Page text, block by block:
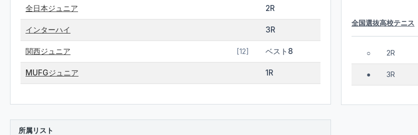
全日本ジュニア 2R
インターハイ 3R
関西ジュニア [12] ベスト8
MUFGジュニア 1R
所属リスト
全国選抜高校テニス
○ 2R
● 3R